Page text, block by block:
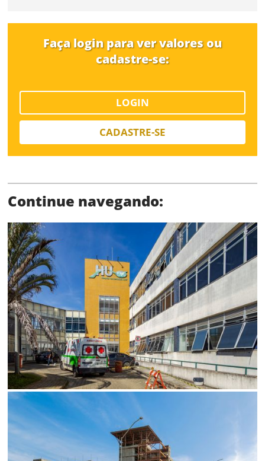
Faça login para ver valores ou
cadastre-se:
LOGIN
CADASTRE-SE
Continue navegando:
Já tem uma conta?
Tipo de download
Limite de download
Status